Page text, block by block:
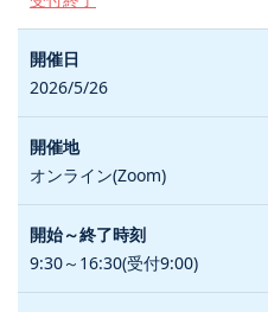
2026/5/26
オンライン(Zoom)
9:30～16:30(受付9:00)